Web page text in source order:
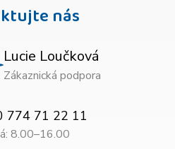
nás
Lucie Loučková
Zákaznická podpora
774 71 22 11
8.00–16.00